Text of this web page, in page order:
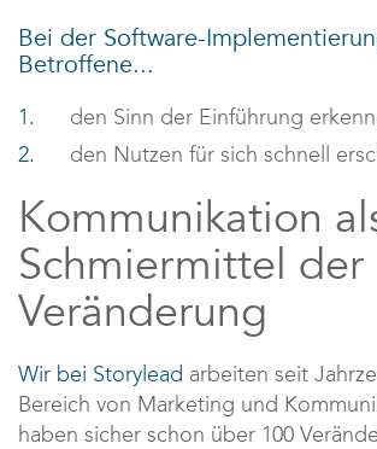
Bei der Software-
Betroffene...
den Sinn der Einführung
den Nutzen für sich schnell
Kommunikation
Schmiermittel der
Veränderung
Wir bei Storylead arbeiten seit
Bereich von Marketing und
haben sicher schon über 100